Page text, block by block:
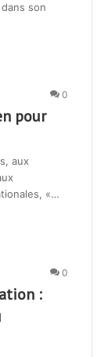
son
0
pour
aux
«…
0
: